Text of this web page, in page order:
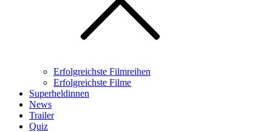
Erfolgreichste Filmreihen
Erfolgreichste Filme
Superheldinnen
News
Trailer
Quiz